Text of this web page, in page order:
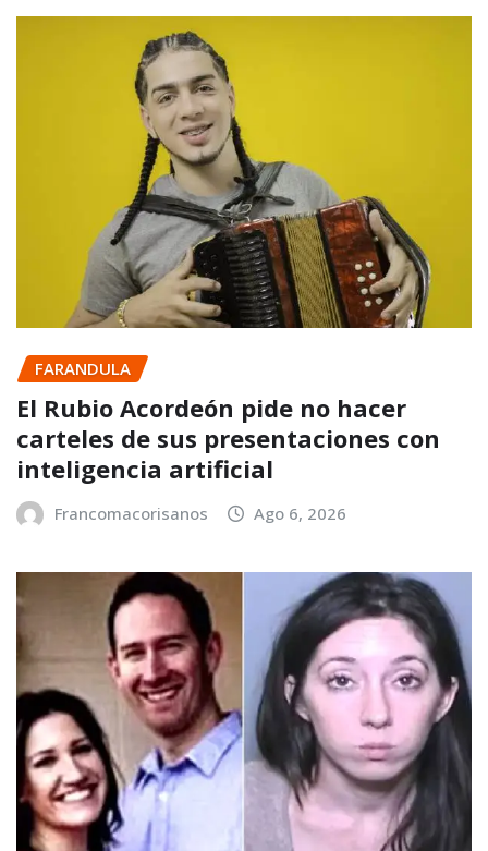
FARANDULA
El Rubio Acordeón pide no hacer
carteles de sus presentaciones con
inteligencia artificial
Francomacorisanos Ago 6, 2026